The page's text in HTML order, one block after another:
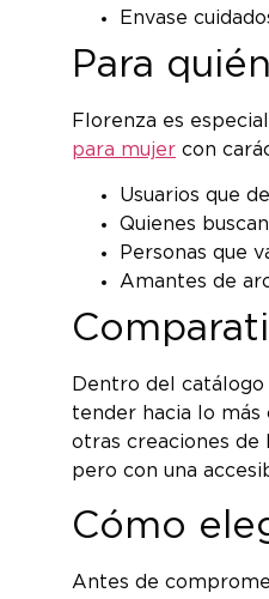
Envase
Para
Florenza es
para mujer con
Usuarios que
Quienes
Personas que
Amantes de
Dentro del catálogo
tender hacia lo más
otras creaciones de
pero con una
Cómo
Antes de